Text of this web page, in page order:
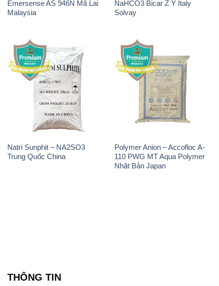
Emersense AS 946N Mã Lai
Malaysia
NaHCO3 Bicar Z Ý Italy
Solvay
Natri Sunphit – NA2SO3
Trung Quốc China
Polymer Anion – Accofloc A-
110 PWG MT Aqua Polymer
Nhật Bản Japan
THÔNG TIN